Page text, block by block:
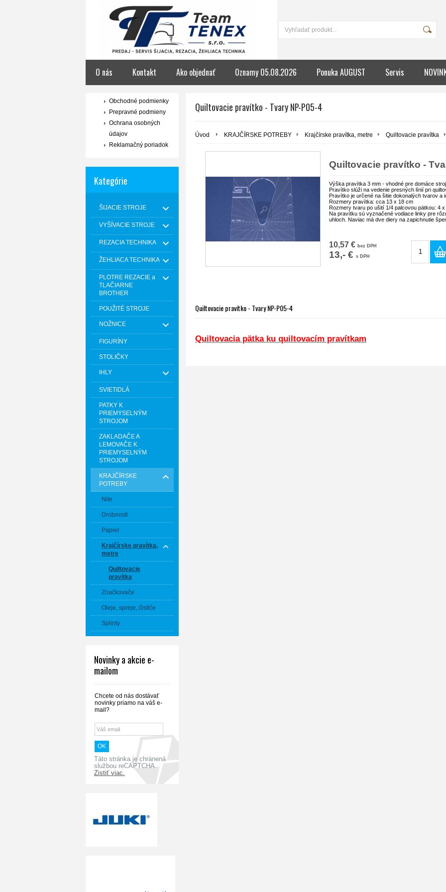
O nás Kontakt Ako objednať Oznamy 05.08.2026 Ponuka AUGUST Servis
Obchodné podmienky
Prepravné podmieny
Ochrana osobných
údajov
Reklamačný poriadok
Kategórie
ŠIJACIE STROJE
VYŠÍVACIE STROJE
REZACIA TECHNIKA
ŽEHLIACA TECHNIKA
PLOTRE REZACIE a
TLAČIARNE
BROTHER
POUŽITÉ STROJE
NOŽNICE
FIGURÍNY
STOLIČKY
IHLY
SVIETIDLÁ
PATKY K
PRIEMYSELNÝM
STROJOM
ZAKLADAČE A
LEMOVAČE K
PRIEMYSELNÝM
STROJOM
KRAJČÍRSKE
POTREBY
Nite
Drobnosti
Papier
Krajčírske pravítka,
metre
Quiltovacie
pravítka
Značkovače
Oleje, spreje, čističe
Splinty
Novinky a akcie e-
mailom
Chcete od nás dostávať
novinky priamo na váš e-
mail?
Táto stránka je chránená
službou reCAPTCHA.
Zistiť viac.
Quiltovacie pravítko - Tvary NP-P05-4
Úvod KRAJČÍRSKE POTREBY Krajčírske pravítka, metre Quiltovacie pravítka
Quiltovacie pravítko -
Výška pravítka 3 mm - vhodné pre domáce
Pravítko slúži na vedenie presných línií pri
Pravítko je určené na šitie dokonalých tvarov a
Rozmery pravítka: cca 13 x 18 cm
Rozmery tvaru po ušití 1/4 palcovou pätkou: 4
Na pravítku sú vyznačené vodiace linky pre
uhloch. Naviac má dve diery na zapichnutie
10,57 € bez DPH
13,- € s DPH
Quiltovacie pravítko - Tvary NP-P05-4
Quiltovacia pätka ku quiltovacím pravítkam